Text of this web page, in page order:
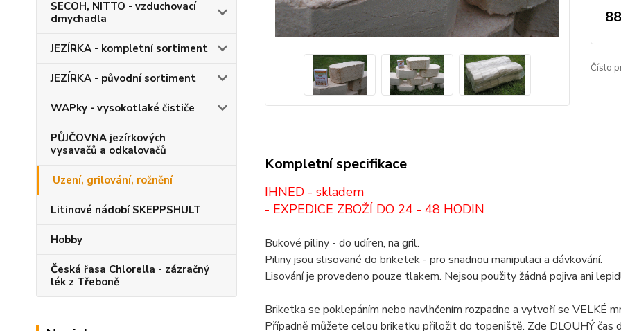
SECOH, NITTO - vzduchovací
dmychadla
JEZÍRKA - kompletní sortiment
JEZÍRKA - původní sortiment
WAPky - vysokotlaké čističe
PŮJČOVNA jezírkových
vysavačů a odkalovačů
Uzení, grilování, rožnění
Litinové nádobí SKEPPSHULT
Hobby
Česká řasa Chlorella - zázračný
lék z Třeboně
Číslo
Kompletní specifikace
IHNED - skladem
- EXPEDICE ZBOŽÍ DO 24 - 48 HODIN
Bukové piliny - do udíren, na gril.
Piliny jsou slisované do briketek - pro snadnou manipulaci a dávkování.
Lisování je provedeno pouze tlakem. Nejsou použity žádná pojiva ani
Briketka se poklepáním nebo navlhčením rozpadne a vytvoří se VELKÉ
Případně můžete celou briketku přiložit do topeniště. Zde DLOUHÝ čas